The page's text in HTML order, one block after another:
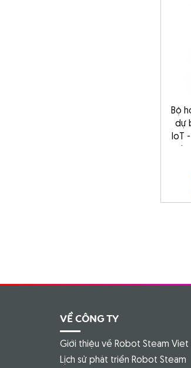
Bộ
dự
IoT
VỀ CÔNG TY
Giới thiệu về Robot Steam Viet
Lịch sử phát triển Robot Steam